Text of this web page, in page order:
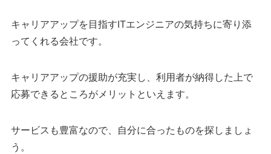
キャリアアップを目指すITエンジニアの気持ちに寄り添
ってくれる会社です。
キャリアアップの援助が充実し、利用者が納得した上で
応募できるところがメリットといえます。
サービスも豊富なので、自分に合ったものを探しましょ
う。